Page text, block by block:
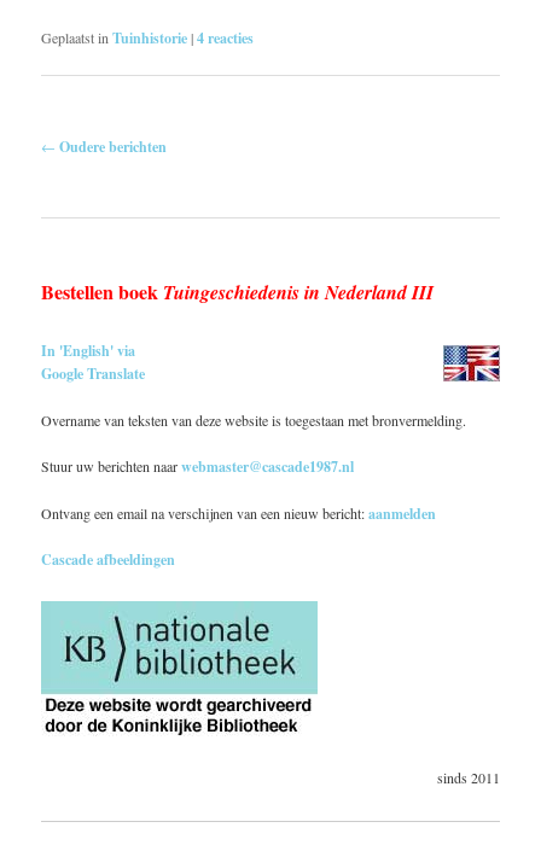
Geplaatst in Tuinhistorie|4reacties
← Oudere berichten
Bestellen boek Tuingeschiedenis in Nederland III
In 'English' via
Google Translate
Overname van teksten van deze website is toegestaan met bronvermelding.
Stuur uw berichten naarwebmaster@cascade1987.nl
Ontvang een email na verschijnen van een nieuw bericht:aanmelden
Cascade afbeeldingen
sinds 2011